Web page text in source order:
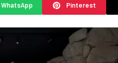
WhatsApp Pinterest